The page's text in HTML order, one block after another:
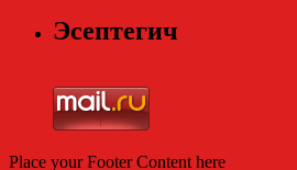
Эсептегич
Place your Footer Content here